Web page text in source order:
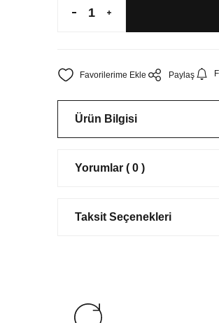
Paylaş
Ürün Bilgisi
Yorumlar ( 0 )
Taksit Seçenekleri